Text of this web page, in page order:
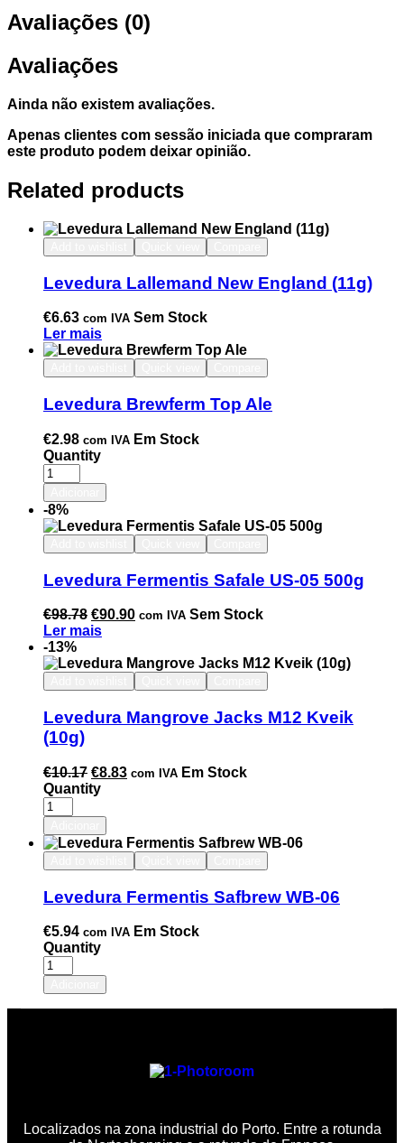
Avaliações (0)
Avaliações
Ainda não existem avaliações.
Apenas clientes com sessão iniciada que compraram
este produto podem deixar opinião.
Related products
Levedura Lallemand New England (11g)
€6.63 com IVA Sem Stock
Ler mais
Levedura Brewferm Top Ale
€2.98 com IVA Em Stock
Quantity
-8%
Levedura Fermentis Safale US-05 500g
€98.78 €90.90 com IVA Sem Stock
Ler mais
-13%
Levedura Mangrove Jacks M12 Kveik
(10g)
€10.17 €8.83 com IVA Em Stock
Quantity
Levedura Fermentis Safbrew WB-06
€5.94 com IVA Em Stock
Quantity
Localizados na zona industrial do Porto. Entre a rotunda